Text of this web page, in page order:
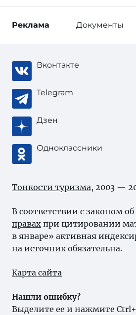
Реклама Документы
Вконтакте
Telegram
Дзен
Одноклассники
Тонкости туризма, 2003 —
В соответствии с законом об
правах при цитировании
в январе» активная
на источник обязательна.
Карта сайта
Нашли ошибку?
Выделите ее и нажмите